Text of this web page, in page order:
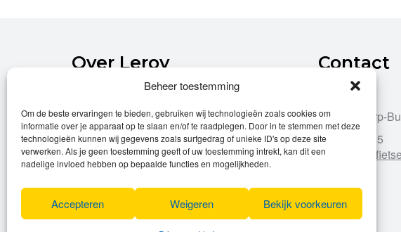
Beheer toestemming
Om de beste ervaringen te bieden, gebruiken wij technologieën zoals cookies om
informatie over je apparaat op te slaan en/of te raadplegen. Door in te stemmen met deze
technologieën kunnen wij gegevens zoals surfgedrag of unieke ID's op deze site
verwerken. Als je geen toestemming geeft of uw toestemming intrekt, kan dit een
nadelige invloed hebben op bepaalde functies en mogelijkheden.
Accepteren Weigeren Bekijk voorkeuren
Over Leroy
en eventuele herstellingen van
(elektrische) fietsen.
Privacyverklaring
Algemene voorwaarden
Cookies
Contact
9255 Opdorp-
052/33.27.85
info@leroy-